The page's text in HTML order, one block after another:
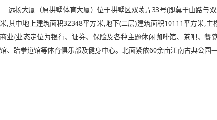
远扬大厦（原拱墅体育大厦）位于拱墅区双荡弄33号(即莫干山路与
米,其中地上建筑面积32348平方米,地下(二层)建筑面积10111平方米,
商业(业态定位为银行、证券、保险及各种主题休闲咖啡馆、茶吧、
馆、跆拳道馆等体育俱乐部及健身中心。北面紧依60余亩江南古典公